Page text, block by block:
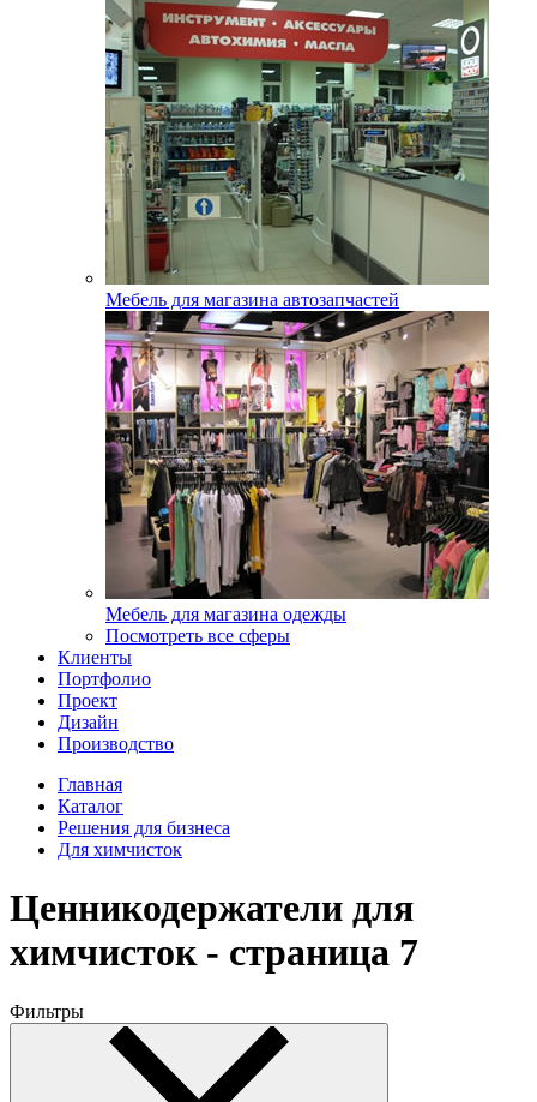
Мебель для магазина автозапчастей
Мебель для магазина одежды
Посмотреть все сферы
Клиенты
Портфолио
Проект
Дизайн
Производство
Главная
Каталог
Решения для бизнеса
Для химчисток
Ценникодержатели для
химчисток - страница 7
Фильтры